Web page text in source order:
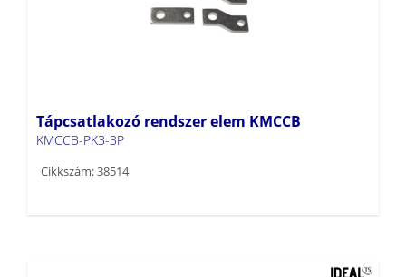
Tápcsatlakozó rendszer elem KMCCB
KMCCB-PK3-3P
Cikkszám: 38514